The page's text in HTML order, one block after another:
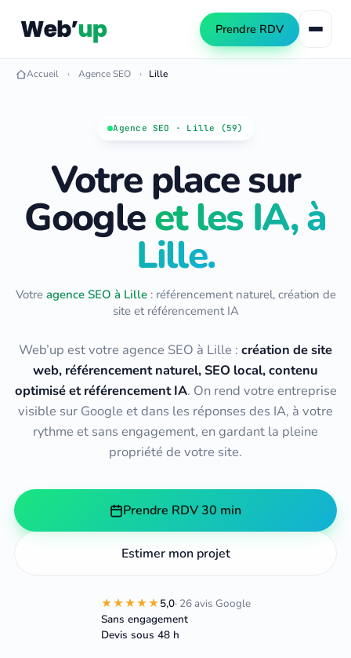
Prendre RDV
Référencement naturel
Netlinking SEO
Consultant SEO
Audit SEO
Formation SEO
Création de site web
Création WordPress
Publicité Google Ads
Référencement IA (GEO)
Automatiser les tâches PME
Automatiser le contenu SEO
Accueil Agence SEO Lille
Agence SEO · Lille (59)
Votre place sur
Googleet les IA, à
Lille.
Votre agence SEO à Lille: référencement naturel, création de
site et référencement IA
Web’up est votre agence SEO à Lille : création de site
web, référencement naturel, SEO local, contenu
optimisé et référencement IA. On rend votre entreprise
visible sur Google et dans les réponses des IA, à votre
rythme et sans engagement, en gardant la pleine
propriété de votre site.
Prendre RDV 30 min
Estimer mon projet
★★★★★5,0· 26 avis Google
Sans engagement
Devis sous 48 h